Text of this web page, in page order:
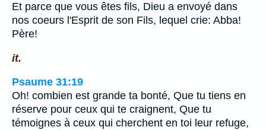
Et parce que vous êtes fils, Dieu a envoyé dans
nos coeurs l'Esprit de son Fils, lequel crie: Abba!
Père!
it.
Psaume 31:19
Oh! combien est grande ta bonté, Que tu tiens en
réserve pour ceux qui te craignent, Que tu
témoignes à ceux qui cherchent en toi leur refuge,